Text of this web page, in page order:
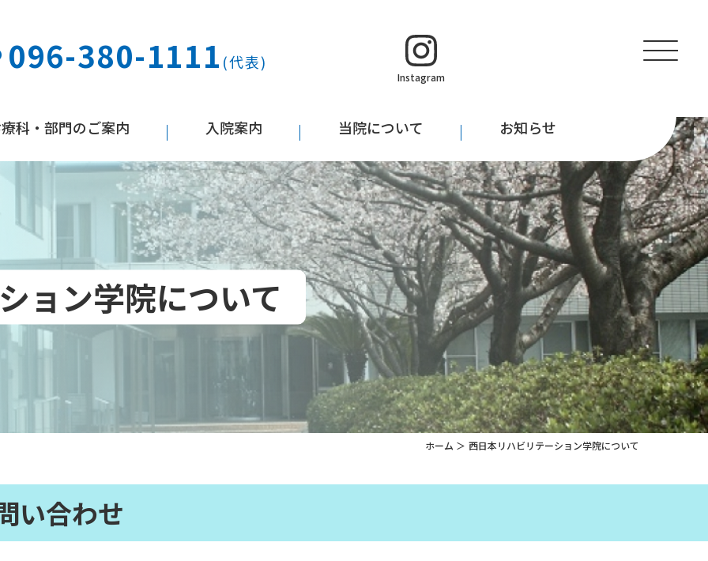
096-380-1111 (代表)
Instagram
科・部門のご案内 入院案内 当院について お知らせ
ョン学院について
ホーム 西日本リハビリテーション学院について
い合わせ